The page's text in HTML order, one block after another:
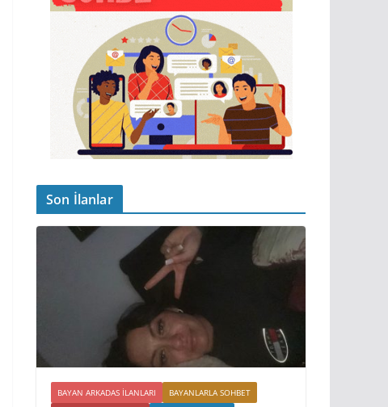
Son İlanlar
BAYAN ARKADAS ILANLARI
BAYANLARLA SOHBET